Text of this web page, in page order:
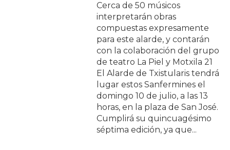
Cerca de 50 músicos
interpretarán obras
compuestas expresamente
para este alarde, y contarán
con la colaboración del grupo
de teatro La Piel y Motxila 21
El Alarde de Txistularis tendrá
lugar estos Sanfermines el
domingo 10 de julio, a las 13
horas, en la plaza de San José.
Cumplirá su quincuagésimo
séptima edición, ya que...